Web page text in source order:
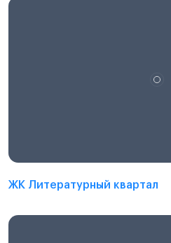
ЖК Литературный квартал